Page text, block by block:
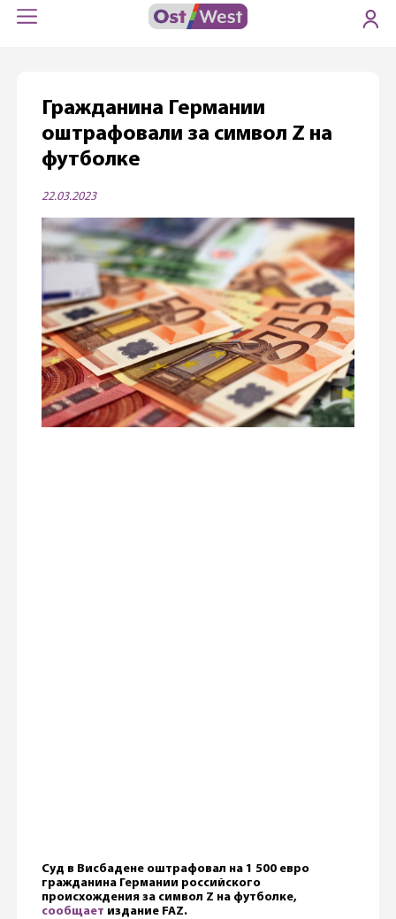
Гражданина Германии
оштрафовали за символ Z на
футболке
22.03.2023
Суд в Висбадене оштрафовал на 1 500 евро
гражданина Германии российского
происхождения за символ Z на футболке,
сообщает издание FAZ.